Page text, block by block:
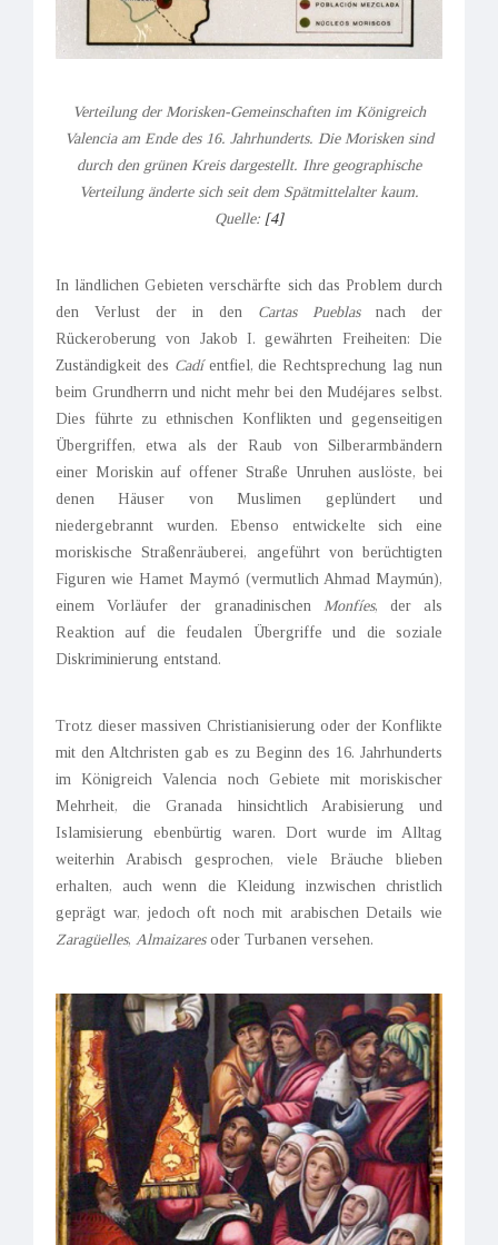
Verteilung der Morisken-Gemeinschaften im Königreich
Valencia am Ende des 16. Jahrhunderts. Die Morisken sind
durch den grünen Kreis dargestellt. Ihre geographische
Verteilung änderte sich seit dem Spätmittelalter kaum.
Quelle: [4]
In ländlichen Gebieten verschärfte sich das Problem durch
den Verlust der in den Cartas Pueblasnach der
Rückeroberung von Jakob I. gewährten Freiheiten: Die
Zuständigkeit des Cadíentfiel, die Rechtsprechung lag nun
beim Grundherrn und nicht mehr bei den Mudéjares selbst.
Dies führte zu ethnischen Konflikten und gegenseitigen
Übergriffen, etwa als der Raub von Silberarmbändern
einer Moriskin auf offener Straße Unruhen auslöste, bei
denen Häuser von Muslimen geplündert und
niedergebrannt wurden. Ebenso entwickelte sich eine
moriskische Straßenräuberei, angeführt von berüchtigten
Figuren wie Hamet Maymó (vermutlich Ahmad Maymún),
einem Vorläufer der granadinischen Monfíes, der als
Reaktion auf die feudalen Übergriffe und die soziale
Diskriminierung entstand.
Trotz dieser massiven Christianisierung oder der Konflikte
mit den Altchristen gab es zu Beginn des 16. Jahrhunderts
im Königreich Valencia noch Gebiete mit moriskischer
Mehrheit, die Granada hinsichtlich Arabisierung und
Islamisierung ebenbürtig waren. Dort wurde im Alltag
weiterhin Arabisch gesprochen, viele Bräuche blieben
erhalten, auch wenn die Kleidung inzwischen christlich
geprägt war, jedoch oft noch mit arabischen Details wie
Zaragüelles, Almaizaresoder Turbanen versehen.